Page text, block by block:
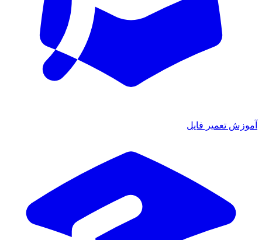
آموزش تعمیر فایل